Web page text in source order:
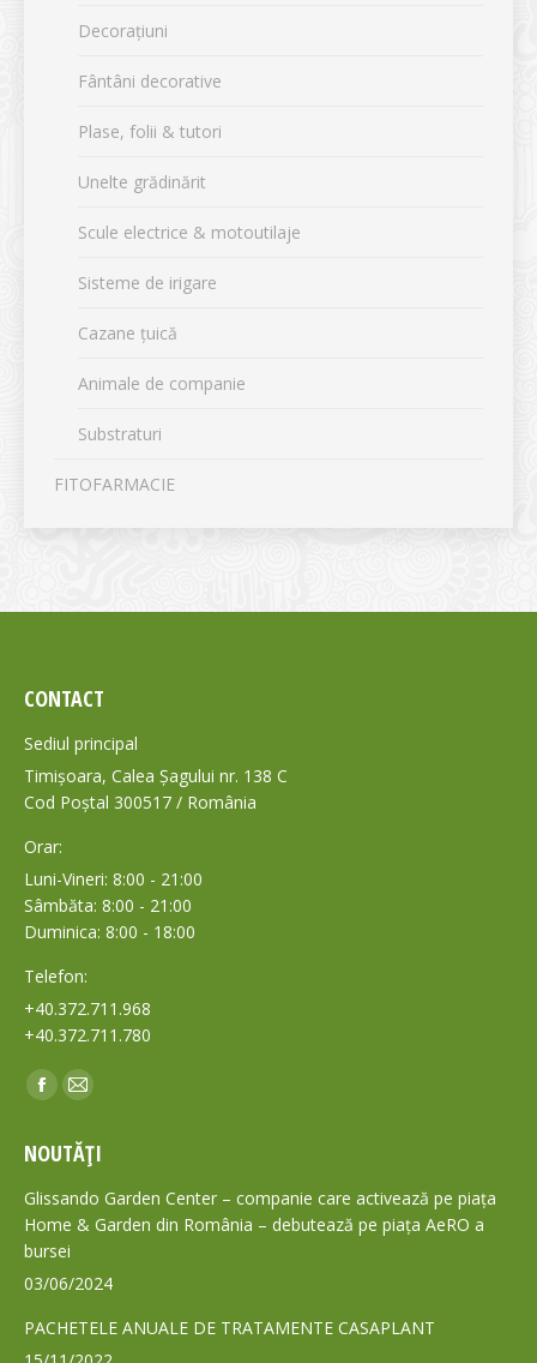
Decorațiuni
Fântâni decorative
Plase, folii & tutori
Unelte grădinărit
Scule electrice & motoutilaje
Sisteme de irigare
Cazane țuică
Animale de companie
Substraturi
FITOFARMACIE
CONTACT
Sediul principal
Timișoara, Calea Șagului nr. 138 C
Cod Poștal 300517 / România
Orar:
Luni-Vineri: 8:00 - 21:00
Sâmbăta: 8:00 - 21:00
Duminica: 8:00 - 18:00
Telefon:
+40.372.711.968
+40.372.711.780
Find us on:
Facebook
opens
in
new
window
Mail
opens
in
new
NOUTĂȚI
Glissando Garden Center – companie care activează pe piața
Home & Garden din România – debutează pe piața AeRO a
bursei
03/06/2024
PACHETELE ANUALE DE TRATAMENTE CASAPLANT